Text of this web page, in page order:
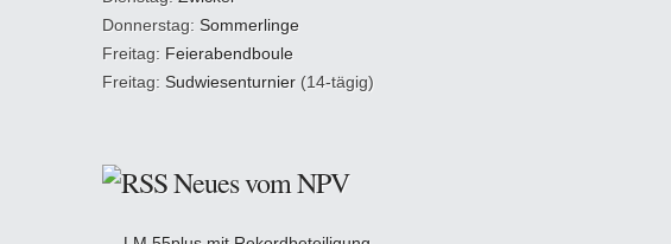
Donnerstag: Sommerlinge
Freitag: Feierabendboule
Freitag: Sudwiesenturnier (14-tägig)
Neues vom NPV